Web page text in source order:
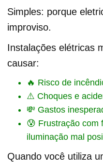
Simples: porque
improviso.
Instalações elétricas
causar:
🔥 Risco de
⚠️ Choques e
💸 Gastos
😰 Frustração com
iluminação mal
Quando você utiliza